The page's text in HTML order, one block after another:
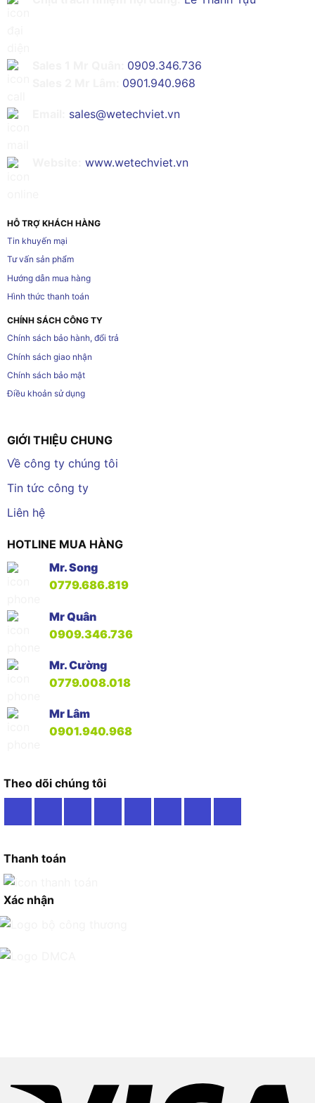
0909.346.736
0901.940.968
sales@wetechviet.vn
www.wetechviet.vn
HỖ TRỢ KHÁCH HÀNG
Tin khuyến mại
Tư vấn sản phẩm
Hướng dẫn mua hàng
Hình thức thanh toán
CHÍNH SÁCH CÔNG TY
Chính sách bảo hành, đổi trả
Chính sách giao nhận
Chính sách bảo mật
Điều khoản sử dụng
GIỚI THIỆU CHUNG
Về công ty chúng tôi
Tin tức công ty
Liên hệ
HOTLINE MUA HÀNG
Mr. Song
0779.686.819
Mr Quân
0909.346.736
Mr. Cường
0779.008.018
Mr Lâm
0901.940.968
Theo dõi chúng tôi
Thanh toán
Xác nhận